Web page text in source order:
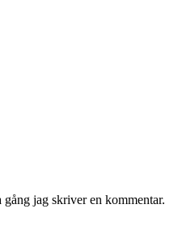
jag skriver en kommentar.